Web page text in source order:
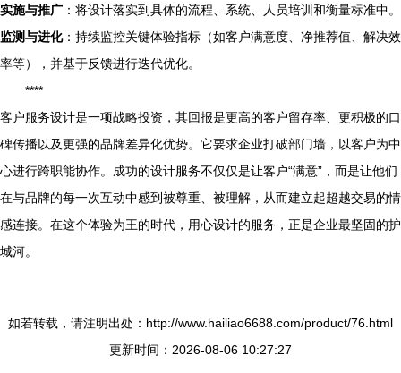
实施与推广 ：将设计落实到具体的流程、系统、人员培训和衡量标准中。
监测与进化：持续监控关键体验指标（如客户满意度、净推荐值、解决效
率等），并基于反馈进行迭代优化。
****
客户服务设计是一项战略投资，其回报是更高的客户留存率、更积极的口
碑传播以及更强的品牌差异化优势。它要求企业打破部门墙，以客户为中
心进行跨职能协作。成功的设计服务不仅仅是让客户“满意”，而是让他们
在与品牌的每一次互动中感到被尊重、被理解，从而建立起超越交易的情
感连接。在这个体验为王的时代，用心设计的服务，正是企业最坚固的护
城河。
如若转载，请注明出处：http://www.hailiao6688.com/product/76.html
更新时间：2026-08-06 10:27:27